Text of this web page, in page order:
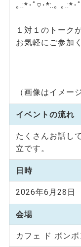
｡.:*･ﾟ♡･*:.｡ ｡.:*･
１対１のトーク
お気軽にご参加
（画像はイメー
イベントの流れ
たくさんお話し
立です。
日時
2026年6月28日
会場
カフェ ド ボンボ